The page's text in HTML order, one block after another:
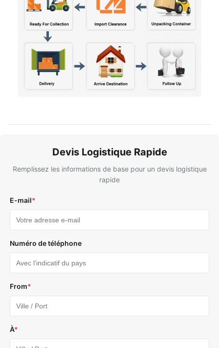
Devis Logistique Rapide
Remplissez les informations de base pour un devis logistique
rapide
E-mail*
Numéro de téléphone
From*
À*